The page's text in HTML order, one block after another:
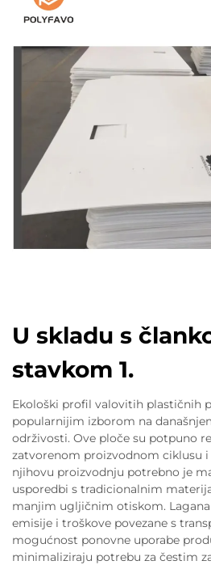
U skladu s
stavkom 1.
Ekološki profil valovitih plastičnih
popularnijim izborom na
održivosti. Ove ploče su potpuno
zatvorenom proizvodnom ciklusu i
njihovu proizvodnju potrebno je
usporedbi s tradicionalnim
manjim ugljičnim otiskom.
emisije i troškove povezane s
mogućnost ponovne uporabe
minimaliziraju potrebu za čestim